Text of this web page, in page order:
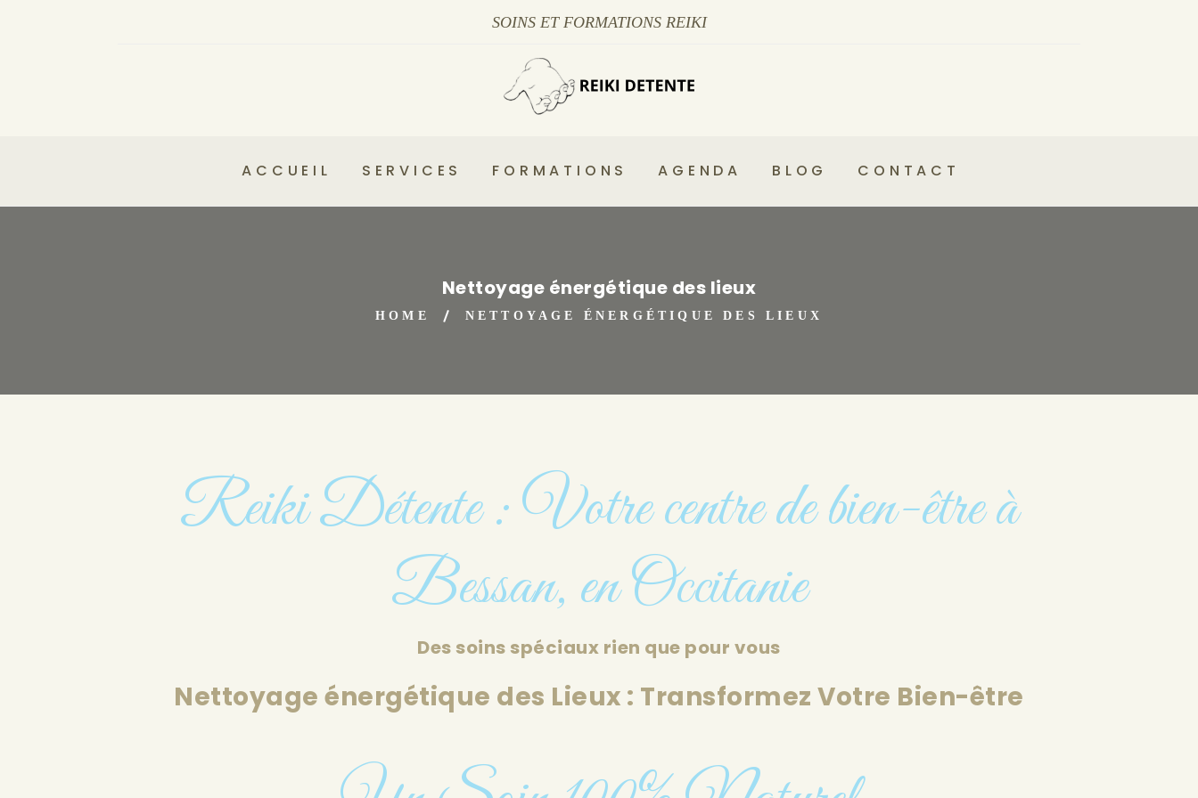
SOINS ET FORMATIONS REIKI
ACCUEIL SERVICES FORMATIONS AGENDA BLOG CONTACT
Nettoyage énergétique des lieux
HOME NETTOYAGE ÉNERGÉTIQUE DES LIEUX
Reiki Détente : Votre centre de bien-être à
Bessan, en Occitanie
Des soins spéciaux rien que pour vous
Nettoyage énergétique des Lieux : Transformez Votre Bien-être